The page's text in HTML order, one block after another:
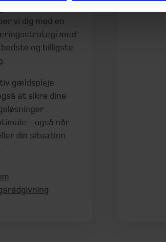
vi dig med en
med
og billigste
gældspleje
at sikre dine
- også når
din situation